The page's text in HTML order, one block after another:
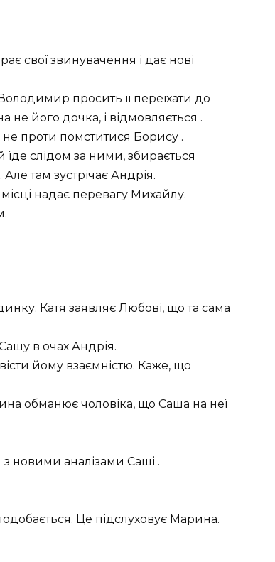
свої звинувачення і дає нові
просить її переїхати до
його дочка, і відмовляється .
проти помститися Борису .
слідом за ними, збирається
там зустрічає Андрія.
місці надає перевагу Михайлу.
Катя заявляє Любові, що та сама
в очах Андрія.
йому взаємністю. Каже, що
обманює чоловіка, що Саша на неї
новими аналізами Саші .
Це підслуховує Марина.